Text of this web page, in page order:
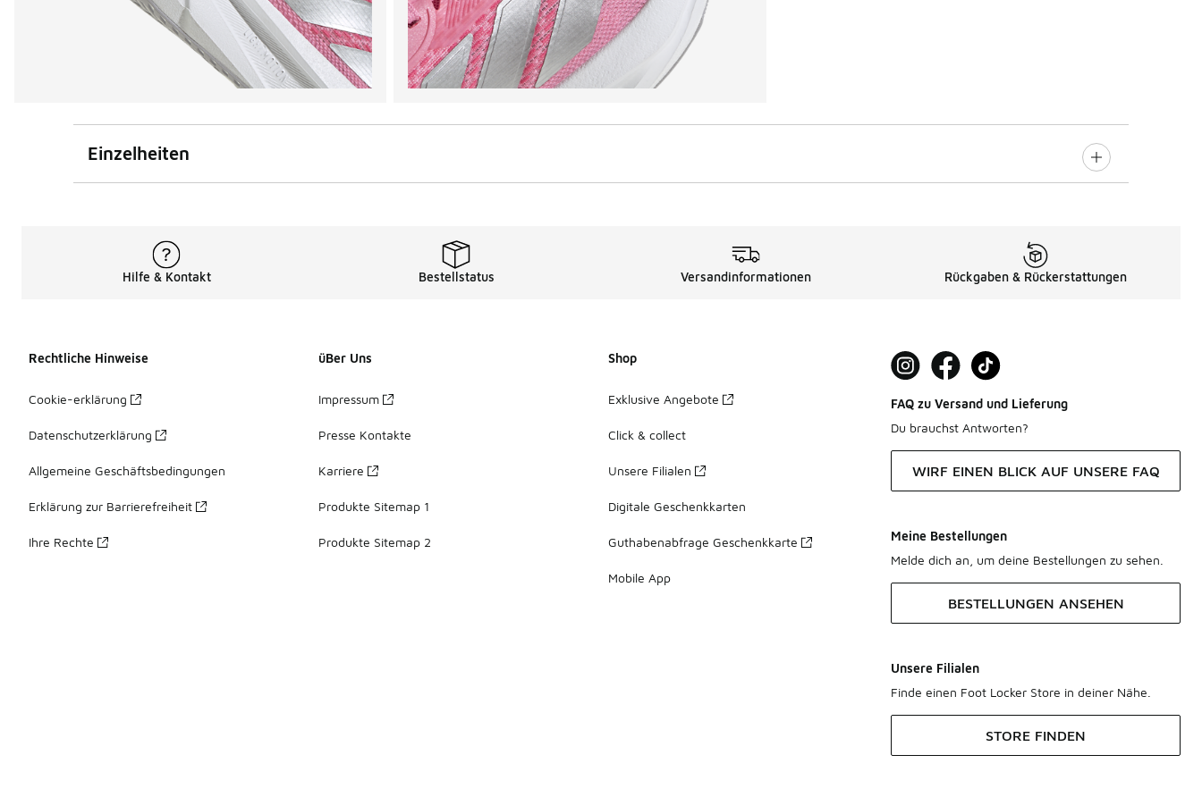
Einzelheiten
Hilfe & Kontakt Bestellstatus Versandinformationen Rückgaben & Rückerstattungen
Rechtliche Hinweise
Cookie-erklärung
Datenschutzerklärung
Allgemeine Geschäftsbedingungen
Erklärung zur Barrierefreiheit
Ihre Rechte
üBer Uns
Impressum
Presse Kontakte
Karriere
Produkte Sitemap 1
Produkte Sitemap 2
Shop
Exklusive Angebote
Click & collect
Unsere Filialen
Digitale Geschenkkarten
Guthabenabfrage Geschenkkarte
Mobile App
FAQ zu Versand und Lieferung
Du brauchst Antworten?
WIRF EINEN BLICK AUF UNSERE FAQ
Meine Bestellungen
Melde dich an, um deine Bestellungen zu sehen.
BESTELLUNGEN ANSEHEN
Unsere Filialen
Finde einen Foot Locker Store in deiner Nähe.
STORE FINDEN